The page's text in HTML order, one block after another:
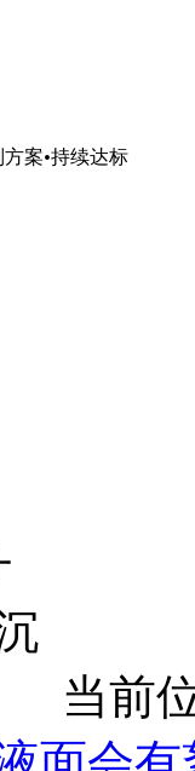
方案•持续达标
当前